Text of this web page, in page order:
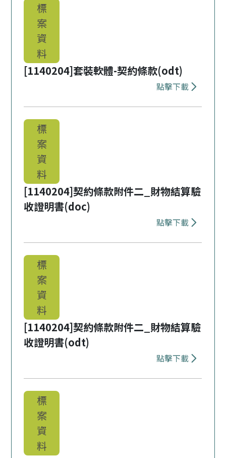
標
案
資
料
[1140204]套裝軟體-契約條款(odt)
點擊下載
標
案
資
料
[1140204]契約條款附件二_財物結算驗
收證明書(doc)
點擊下載
標
案
資
料
[1140204]契約條款附件二_財物結算驗
收證明書(odt)
點擊下載
標
案
資
料